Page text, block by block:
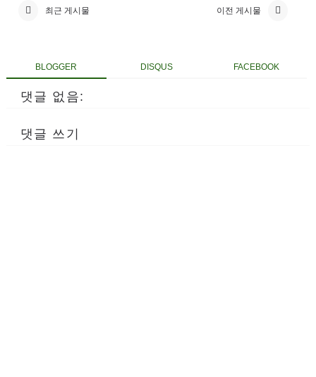
최근 게시물 이전 게시물
BLOGGER DISQUS FACEBOOK
댓글 없음:
댓글 쓰기